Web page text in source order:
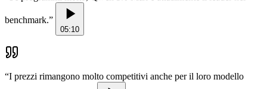
benchmark.”
05:10
“I prezzi rimangono molto competitivi anche per il loro modello